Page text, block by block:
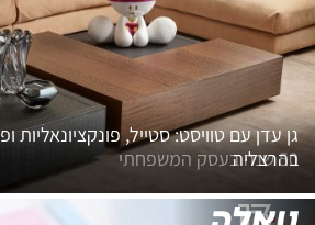
50 שנה בעסק המשפחתי
גן עדן עם טוויסט: סטייל, פונקציונאליות
בהרצליה